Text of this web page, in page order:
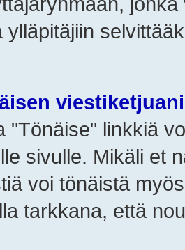
ylläpitäjiin
"Tönäise" linkkiä
sivulle. Mikäli et
voi tönäistä
tarkkana, että